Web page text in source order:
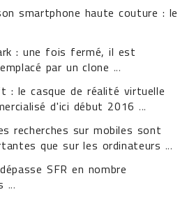
smartphone haute couture : le
: une fois fermé, il est
par un clone ...
: le casque de réalité virtuelle
d'ici début 2016 ...
recherches sur mobiles sont
que sur les ordinateurs ...
SFR en nombre
...